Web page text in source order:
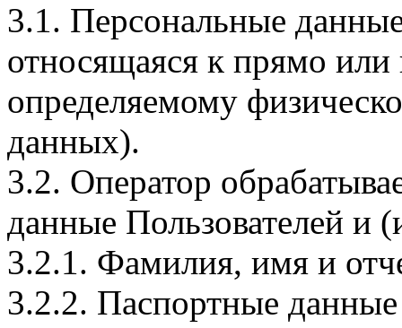
3.1. Персональные
относящаяся к прямо
определяемому
данных).
3.2. Оператор
данные Пользователей и
3.2.1. Фамилия, имя и
3.2.2. Паспортные